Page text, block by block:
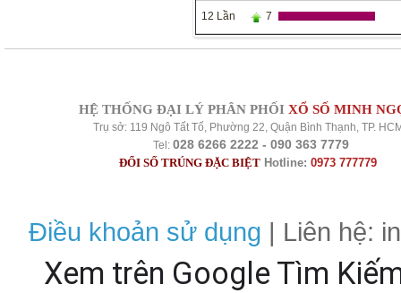
12 Lần 7
HỆ THỐNG ĐẠI LÝ PHÂN PHỐI XỔ SỐ MINH
Trụ sở: 119 Ngô Tất Tố, Phường 22, Quận Bình Thạnh, TP.
Tel: 028 6266 2222 - 090 363 7779
ĐỔI SỐ TRÚNG ĐẶC BIỆT Hotline: 0973 777779
Điều khoản sử dụng | Liên hệ:
Xem trên Google Tìm